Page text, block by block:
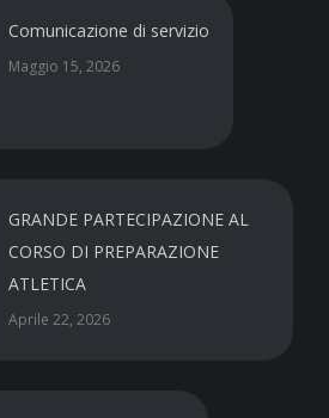
Comunicazione di servizio
Maggio 15, 2026
GRANDE PARTECIPAZIONE AL
CORSO DI PREPARAZIONE
ATLETICA
Aprile 22, 2026